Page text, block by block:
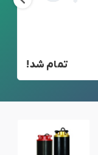
تمام شد!